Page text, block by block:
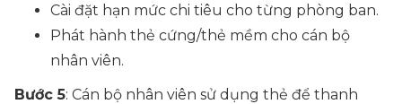
Cài đặt hạn mức chi tiêu cho từng phòng ban.
Phát hành thẻ cứng/thẻ mềm cho cán bộ
nhân viên.
Bước 5: Cán bộ nhân viên sử dụng thẻ để thanh